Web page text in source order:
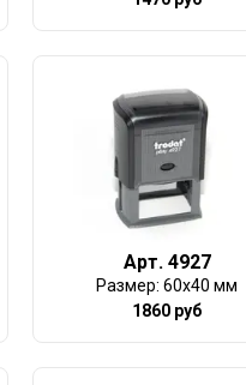
Арт. 4927
Размер: 60х40 мм
1860 руб